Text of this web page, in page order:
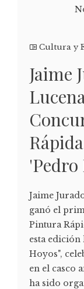
Cultura y
Jaime
'Pedro
Jaime
ganó el
Pintura
esta
Hoyos",
en el casco
ha sido